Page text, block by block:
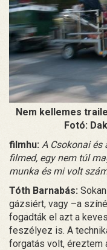
Nem kellemes
Fotó:
filmhu: A Csokonai és
filmed, egy nem túl
munka és mi volt
Tóth Barnabás:
gázsiért, vagy –a
fogadták el azt a
feszélyez is. A
forgatás volt, éreztem